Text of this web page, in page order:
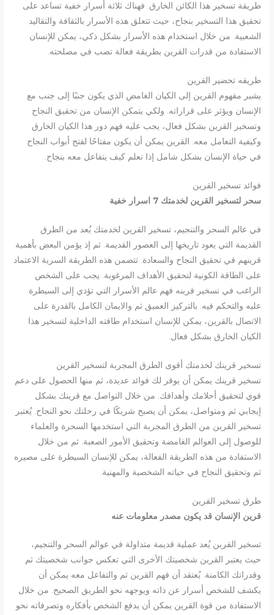
طريقة تسخير هذا الكائن الخارق. فهناك ثلاثة أسرار خفية تساعد على
تحقيق هذا التسخير بنجاح، حيث تتعلق هذه الأسرار بالثقافة والتقاليد
الشعبية. من خلال استخدام هذه الأسرار بشكل ذكي، يمكن للإنسان
الاستفادة من قدرات القرين بطريقة فعالة تصب في مصلحته.
طريقه تحضير القرين
يشير مفهوم القرين إلى الكيان الغامض الذي يكون جنبًا إلى جنب مع
الإنسان ويؤثر على قراراته. ولكي يتمكن الإنسان من تحقيق النجاح
وتسخير القرين بشكل فعال، يجب عليه فهم دور هذا الكيان الخارق
وكيفية التعامل معه. القرين يمكن أن يكون مفتاحًا لفتح أبواب النجاح
في حياة الإنسان بشكل شامل إذا تعلم كيف يتفاعل معه بنجاح.
فوائد تسخير القرين
سحر لتسخير القرين لخدمتك 7 اسرار خفية
في عالم السحر والتنجيم، تسخير القرين لخدمتك يُعد من الطرق
القديمة التي يعود تاريخها إلى العصور القديمة. ثم إذ يؤمن البعض بأهمية
قرينهم في تحقيق النجاح والسعادة. تتضمن هذه الطريقة السرية الاعتماد
على الطاقة الكونية لتحقيق الأهداف المرغوبة. يجب على الشخص
الراغب في تسخير قرينه فهم عالم الأسرار التي تؤدي إلى السيطرة
عليه والتحكم فيه. بالتركيز العميق ثم والايمان الكامل بالقدرة على
الاتصال بالقرين، يمكن للإنسان استخدام طاقته الداخلية لتسخير هذا
الكيان الخارق بشكل فعال.
تسخير قرينك لخدمتك أقوى الطرق المجربة لتسخير القرين
تسخير قرينك يمكن أن يوفر لك فوائد عديدة، ثم منها الحصول على دعم
قوي لتحقيق أحلامك وأهدافك. من خلال التواصل مع قرينك بشكل
إيجابي ثم ومتواصل، يمكن أن يصبح شريكًا في رحلتك نحو النجاح. يُعتبر
تسخير القرين من الطرق المجربة التي استخدمها السحرة والعلماء
للوصول إلى العوالم الغامضة وتحقيق الأمور الصعبة. ثم من خلال
الاستفادة من هذه الطريقة الفعالة، يمكن للإنسان السيطرة على مصيره
ثم وتحقيق النجاح في حياته الشخصية والمهنية.
طرق تسخير القرين
قرين الإنسان قد يكون مصدر معلومات عنه
تسخير القرين يُعد عملية قديمة متداولة في عوالم السحر والتنجيم،
حيث يعتبر القرين شخصيتك الأخرى التي تعكس جوانب شخصيتك ثم
وقدراتك الكامنة. يُعتقد أن فهم القرين ثم والتفاعل معه يمكن أن
يكشف للشخص أسرار عن ذاته ويوجهه نحو الطريق الصحيح. من خلال
الاستفادة من قوة القرين يمكن أن يدفع الشخص بأفكاره وتصرفاته نحو